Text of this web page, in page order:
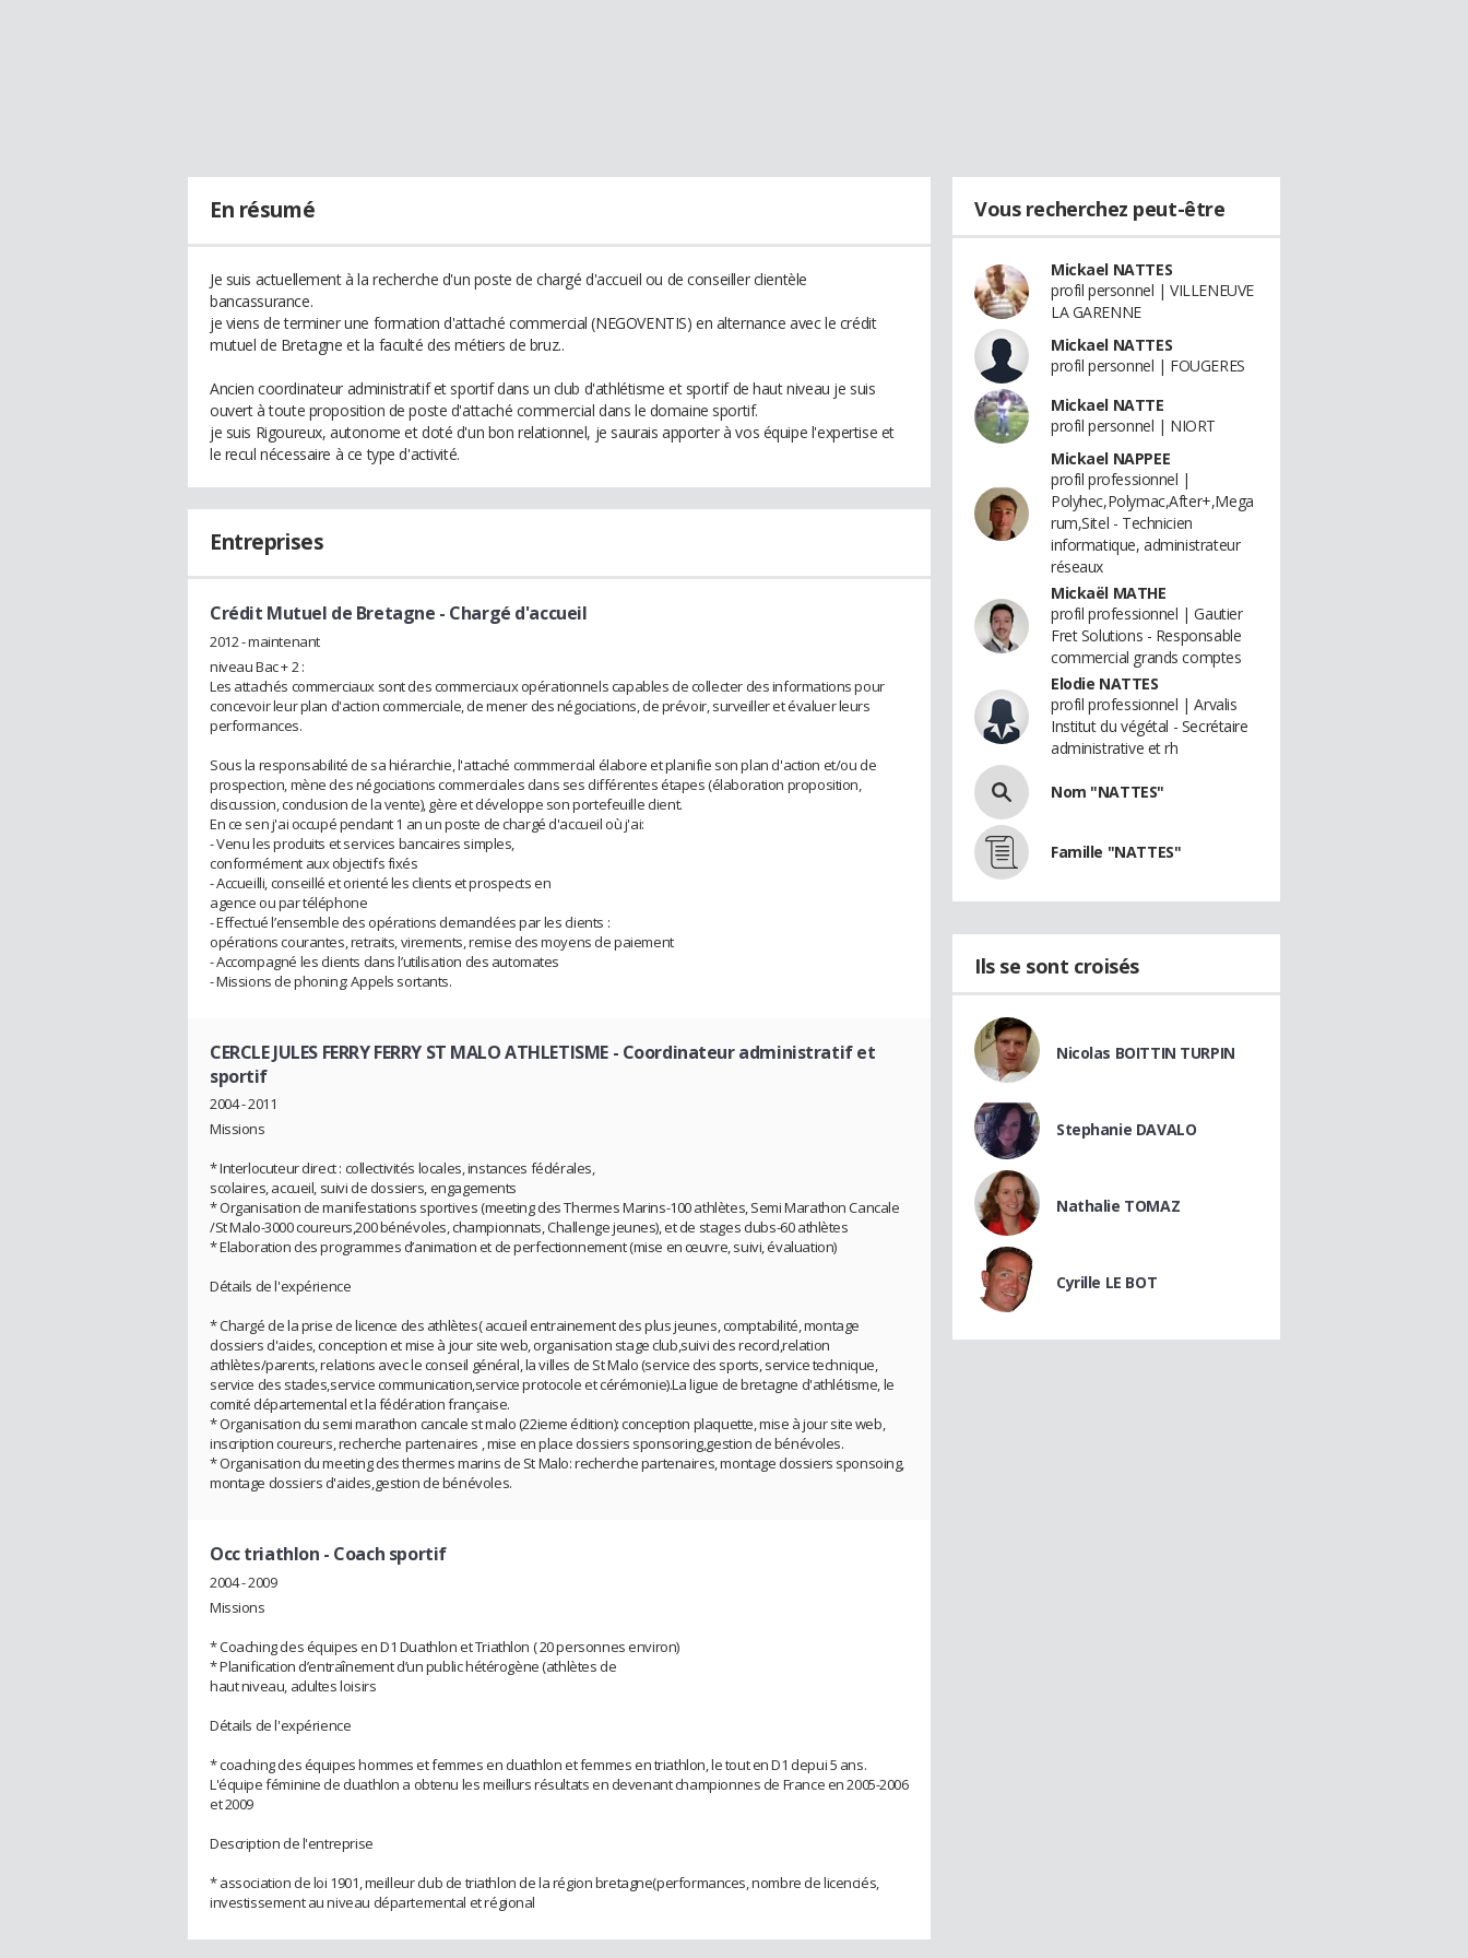
En résumé
Je suis actuellement à la recherche d'un poste de chargé d'accueil ou de conseiller clientèle
bancassurance.
je viens de terminer une formation d'attaché commercial (NEGOVENTIS) en alternance avec le crédit
mutuel de Bretagne et la faculté des métiers de bruz..
Ancien coordinateur administratif et sportif dans un club d'athlétisme et sportif de haut niveau je suis
ouvert à toute proposition de poste d'attaché commercial dans le domaine sportif.
je suis Rigoureux, autonome et doté d'un bon relationnel, je saurais apporter à vos équipe l'expertise et
le recul nécessaire à ce type d'activité.
Entreprises
Crédit Mutuel de Bretagne - Chargé d'accueil
2012 - maintenant
niveau Bac + 2 :
Les attachés commerciaux sont des commerciaux opérationnels capables de collecter des informations pour
concevoir leur plan d'action commerciale, de mener des négociations, de prévoir, surveiller et évaluer leurs
performances.
Sous la responsabilité de sa hiérarchie, l'attaché commmercial élabore et planifie son plan d'action et/ou de
prospection, mène des négociations commerciales dans ses différentes étapes (élaboration proposition,
discussion, conclusion de la vente), gère et développe son portefeuille client.
En ce sen j'ai occupé pendant 1 an un poste de chargé d'accueil où j'ai:
- Venu les produits et services bancaires simples,
conformément aux objectifs fixés
- Accueilli, conseillé et orienté les clients et prospects en
agence ou par téléphone
- Effectué l’ensemble des opérations demandées par les clients :
opérations courantes, retraits, virements, remise des moyens de paiement
- Accompagné les clients dans l’utilisation des automates
- Missions de phoning: Appels sortants.
CERCLE JULES FERRY FERRY ST MALO ATHLETISME- Coordinateur administratif et
sportif
2004 - 2011
Missions
* Interlocuteur direct : collectivités locales, instances fédérales,
scolaires, accueil, suivi de dossiers, engagements
* Organisation de manifestations sportives (meeting des Thermes Marins-100 athlètes, Semi Marathon Cancale
/St Malo-3000 coureurs,200 bénévoles, championnats, Challenge jeunes), et de stages clubs-60 athlètes
* Elaboration des programmes d’animation et de perfectionnement (mise en œuvre, suivi, évaluation)
Détails de l'expérience
* Chargé de la prise de licence des athlètes( accueil entrainement des plus jeunes, comptabilité, montage
dossiers d'aides, conception et mise à jour site web, organisation stage club,suivi des record,relation
athlètes/parents, relations avec le conseil général, la villes de St Malo (service des sports, service technique,
service des stades,service communication,service protocole et cérémonie).La ligue de bretagne d'athlétisme, le
comité départemental et la fédération française.
* Organisation du semi marathon cancale st malo (22ieme édition): conception plaquette, mise à jour site web,
inscription coureurs, recherche partenaires , mise en place dossiers sponsoring,gestion de bénévoles.
* Organisation du meeting des thermes marins de St Malo: recherche partenaires, montage dossiers sponsoing,
montage dossiers d'aides,gestion de bénévoles.
Occ triathlon - Coach sportif
2004 - 2009
Missions
* Coaching des équipes en D1 Duathlon et Triathlon ( 20 personnes environ)
* Planification d’entraînement d’un public hétérogène (athlètes de
haut niveau, adultes loisirs
Détails de l'expérience
* coaching des équipes hommes et femmes en duathlon et femmes en triathlon, le tout en D1 depui 5 ans.
L'équipe féminine de duathlon a obtenu les meillurs résultats en devenant championnes de France en 2005-2006
et 2009
Description de l'entreprise
* association de loi 1901, meilleur club de triathlon de la région bretagne(performances, nombre de licenciés,
investissement au niveau départemental et régional
Vous recherchez peut-être
Mickael NATTES
profil personnel | VILLENEUVE
LA GARENNE
Mickael NATTES
profil personnel | FOUGERES
Mickael NATTE
profil personnel | NIORT
Mickael NAPPEE
profil professionnel |
Polyhec,Polymac,After+,Mega
rum,Sitel - Technicien
informatique, administrateur
réseaux
Mickaël MATHE
profil professionnel | Gautier
Fret Solutions - Responsable
commercial grands comptes
Elodie NATTES
profil professionnel | Arvalis
Institut du végétal - Secrétaire
administrative et rh
Nom "NATTES"
Famille "NATTES"
Ils se sont croisés
Nicolas BOITTIN TURPIN
Stephanie DAVALO
Nathalie TOMAZ
Cyrille LE BOT